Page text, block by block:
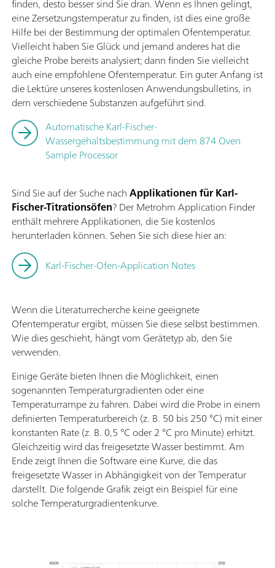
finden, desto besser sind Sie dran. Wenn es Ihnen gelingt,
eine Zersetzungstemperatur zu finden, ist dies eine große
Hilfe bei der Bestimmung der optimalen Ofentemperatur.
Vielleicht haben Sie Glück und jemand anderes hat die
gleiche Probe bereits analysiert; dann finden Sie vielleicht
auch eine empfohlene Ofentemperatur. Ein guter Anfang ist
die Lektüre unseres kostenlosen Anwendungsbulletins, in
dem verschiedene Substanzen aufgeführt sind.
Automatische Karl-Fischer-
Wassergehaltsbestimmung mit dem 874 Oven
Sample Processor
Sind Sie auf der Suche nachApplikationen für Karl-
Fischer-Titrationsöfen? Der Metrohm Application Finder
enthält mehrere Applikationen, die Sie kostenlos
herunterladen können. Sehen Sie sich diese hier an:
Karl-Fischer-Ofen-Application Notes
Wenn die Literaturrecherche keine geeignete
Ofentemperatur ergibt, müssen Sie diese selbst bestimmen.
Wie dies geschieht, hängt vom Gerätetyp ab, den Sie
verwenden.
Einige Geräte bieten Ihnen die Möglichkeit, einen
sogenannten Temperaturgradienten oder eine
Temperaturrampe zu fahren. Dabei wird die Probe in einem
definierten Temperaturbereich (z. B. 50 bis 250 °C) mit einer
konstanten Rate (z. B. 0,5 °C oder 2 °C pro Minute) erhitzt.
Gleichzeitig wird das freigesetzte Wasser bestimmt. Am
Ende zeigt Ihnen die Software eine Kurve, die das
freigesetzte Wasser in Abhängigkeit von der Temperatur
darstellt. Die folgende Grafik zeigt ein Beispiel für eine
solche Temperaturgradientenkurve.